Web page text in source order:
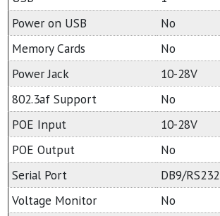
Power on USB
No
Memory Cards
No
Power Jack
10-28V
802.3af Support
No
POE Input
10-28V
POE Output
No
Serial Port
DB9/RS232
Voltage Monitor
No